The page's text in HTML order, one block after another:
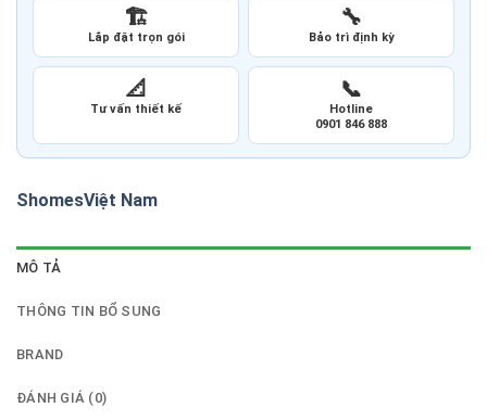
🏗️
Lắp đặt trọn gói
🔧
Bảo trì định kỳ
📐
Tư vấn thiết kế
📞
Hotline
0901 846 888
ShomesViệt Nam
MÔ TẢ
THÔNG TIN BỔ SUNG
BRAND
ĐÁNH GIÁ (0)